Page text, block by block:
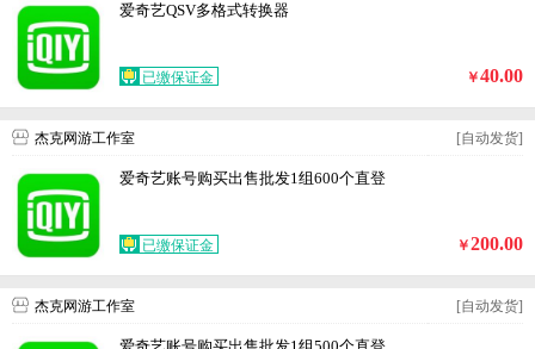
爱奇艺QSV多格式转换器
已缴保证金 ￥40.00
杰克网游工作室 [自动发货]
爱奇艺账号购买出售批发1组600个直登
已缴保证金 ￥200.00
杰克网游工作室 [自动发货]